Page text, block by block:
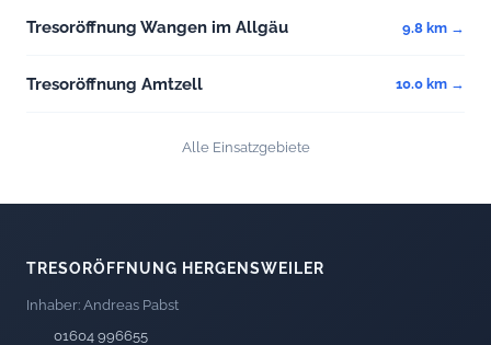
Tresoröffnung Wangen im Allgäu 9.8 km →
Tresoröffnung Amtzell 10.0 km →
Alle Einsatzgebiete
TRESORÖFFNUNG HERGENSWEILER
Inhaber: Andreas Pabst
01604 996655